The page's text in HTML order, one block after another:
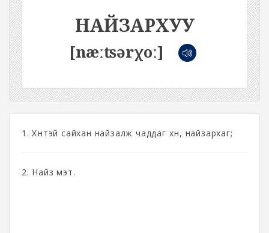
НАЙЗАРХУУ
[næːʦərχoː]
1. Хүнтэй сайхан найзалж чаддаг хүн, найзархаг;
2. Найз мэт.